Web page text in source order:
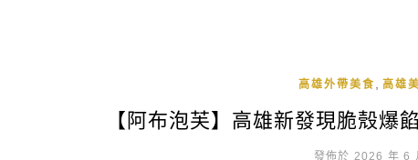
高雄外帶美食 高雄
【阿布泡芙】高雄新發現脆殼爆
發佈於 2026 年 6